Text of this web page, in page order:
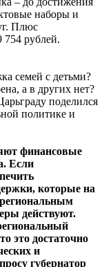
наборы и
Плюс
754 рублей.
семей с детьми?
а в других нет?
поделился
политике и
финансовые
Если
которые на
действуют.
это достаточно
и
губернатор